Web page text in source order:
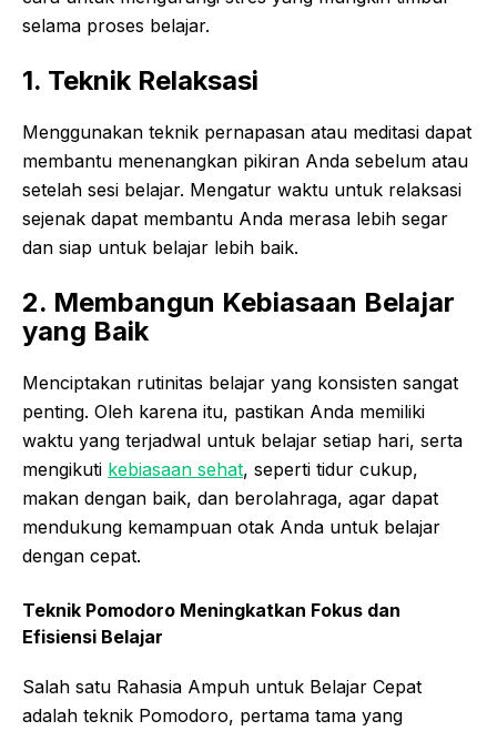
selama proses belajar.
1. Teknik Relaksasi
Menggunakan teknik pernapasan atau meditasi dapat
membantu menenangkan pikiran Anda sebelum atau
setelah sesi belajar. Mengatur waktu untuk relaksasi
sejenak dapat membantu Anda merasa lebih segar
dan siap untuk belajar lebih baik.
2. Membangun Kebiasaan Belajar
yang Baik
Menciptakan rutinitas belajar yang konsisten sangat
penting. Oleh karena itu, pastikan Anda memiliki
waktu yang terjadwal untuk belajar setiap hari, serta
mengikuti kebiasaan sehat, seperti tidur cukup,
makan dengan baik, dan berolahraga, agar dapat
mendukung kemampuan otak Anda untuk belajar
dengan cepat.
Teknik Pomodoro Meningkatkan Fokus dan
Efisiensi Belajar
Salah satu Rahasia Ampuh untuk Belajar Cepat
adalah teknik Pomodoro, pertama tama yang